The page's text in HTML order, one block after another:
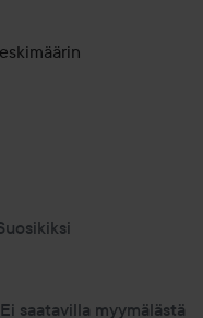
Ei saatavilla myymälästä